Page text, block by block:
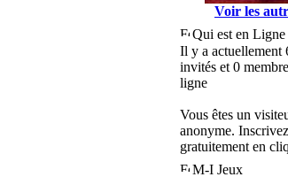
Voir les
Qui est en Ligne
Il y a actuellement
invités et 0
ligne
Vous êtes un
anonyme.
gratuitement en
M-I Jeux